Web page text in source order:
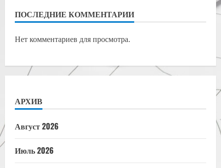
ПОСЛЕДНИЕ КОММЕНТАРИИ
Нет комментариев для просмотра.
АРХИВ
Август 2026
Июль 2026